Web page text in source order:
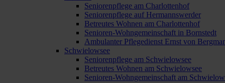
Seniorenpflege am Charlottenhof
Seniorenpflege auf Hermannswerder
Betreutes Wohnen am Charlottenhof
Senioren-Wohngemeinschaft in Bornstedt
Ambulanter Pflegedienst Ernst von
Schwielowsee
Seniorenpflege am Schwielowsee
Betreutes Wohnen am Schwielowsee
Senioren-Wohngemeinschaft am